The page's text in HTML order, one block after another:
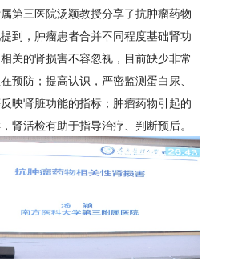
第三医院汤颖教授分享了抗肿瘤药物
到，肿瘤患者合并不同程度基础肾功
关的肾损害不容忽视，目前缺少非常
预防；提高认识，严密监测蛋白尿、
映肾脏功能的指标；肿瘤药物引起的
肾活检有助于指导治疗、判断预后。